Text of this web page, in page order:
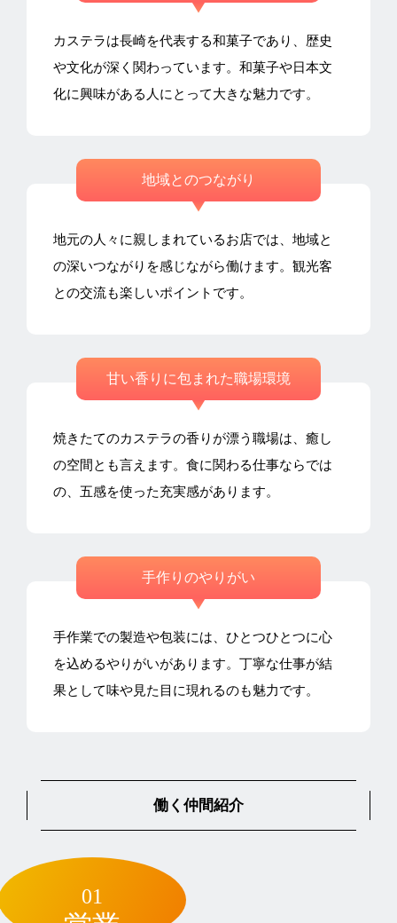
カステラは長崎を代表する和菓子であり、歴史
や文化が深く関わっています。和菓子や日本文
化に興味がある人にとって大きな魅力です。
地域とのつながり
地元の人々に親しまれているお店では、地域と
の深いつながりを感じながら働けます。観光客
との交流も楽しいポイントです。
甘い香りに包まれた職場環境
焼きたてのカステラの香りが漂う職場は、癒し
の空間とも言えます。食に関わる仕事ならでは
の、五感を使った充実感があります。
手作りのやりがい
手作業での製造や包装には、ひとつひとつに心
を込めるやりがいがあります。丁寧な仕事が結
果として味や見た目に現れるのも魅力です。
働く仲間紹介
01